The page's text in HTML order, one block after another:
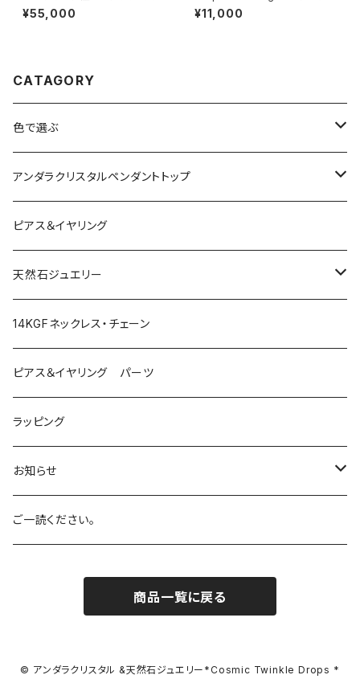
ル★宝石質～Gem Cyan Ang
el～【世界で1つだけのアンダラ
¥55,000
上げ★ おまかせオーダー +11,
000円
¥11,000
CATAGORY
色で選ぶ
ブルー
ピンク
レッド
イエロー
グリーン
オレンジ
ホワイト
バイオレット
レアカラー
アンダラクリスタルペンダントトップ
Amber
Angel Aura
Angel Aura Cismic Ice
Angel Aura Pink
Azul Elysium
Aqua
Celestial Gold
Celestial Heart
Celestial Sapphire
ピアス＆イヤリング
天然石ジュエリー
ハーキマーダイヤモンド
ブラックガーデンスモーキークォーツ
サンストーン
ルチルクォーツ
アーカンソー産スモーキークォーツ
ピンクトルマリン
アクアマリン
14KGFネックレス・チェーン
ピアス＆イヤリング パーツ
ラッピング
お知らせ
SALE!
ご一読ください。
商品一覧に戻る
© アンダラクリスタル &天然石ジュエリー*Cosmic Twinkle Drops *